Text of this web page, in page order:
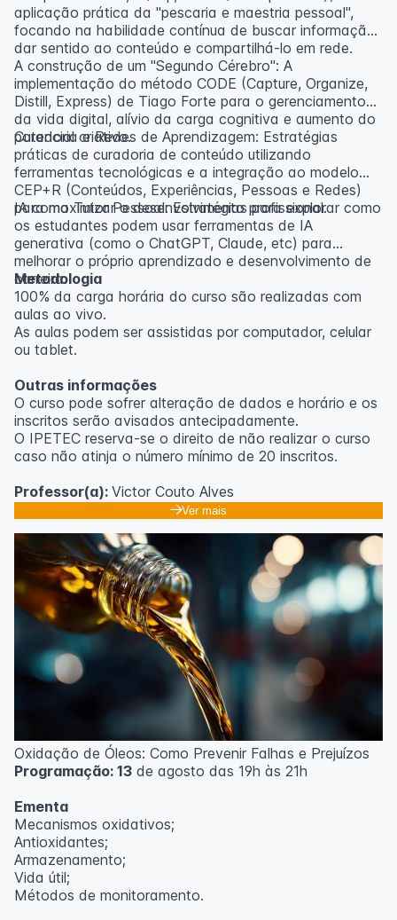
aplicação prática da "pescaria e maestria pessoal",
focando na habilidade contínua de buscar informação,
dar sentido ao conteúdo e compartilhá-lo em rede.
A construção de um "Segundo Cérebro": A
implementação do método CODE (Capture, Organize,
Distill, Express) de Tiago Forte para o gerenciamento
da vida digital, alívio da carga cognitiva e aumento do
potencial criativo.
Curadoria e Redes de Aprendizagem: Estratégias
práticas de curadoria de conteúdo utilizando
ferramentas tecnológicas e a integração ao modelo
CEP+R (Conteúdos, Experiências, Pessoas e Redes)
para maximizar o desenvolvimento profissional.
IA como Tutor Pessoal: Estratégias para explorar como
os estudantes podem usar ferramentas de IA
generativa (como o ChatGPT, Claude, etc) para
melhorar o próprio aprendizado e desenvolvimento de
carreira.
Metodologia
100% da carga horária do curso são realizadas com
aulas ao vivo.
As aulas podem ser assistidas por computador, celular
ou tablet.
Outras informações
O curso pode sofrer alteração de dados e horário e os
inscritos serão avisados ​​antecipadamente.
O IPETEC reserva-se o direito de não realizar o curso
caso não atinja o número mínimo de 20 inscritos.
Professor(a): Victor Couto Alves
Ver mais
Oxidação de Óleos: Como Prevenir Falhas e Prejuízos
Programação: 13 de agosto das 19h às 21h
Ementa
Mecanismos oxidativos;
Antioxidantes;
Armazenamento;
Vida útil;
Métodos de monitoramento.